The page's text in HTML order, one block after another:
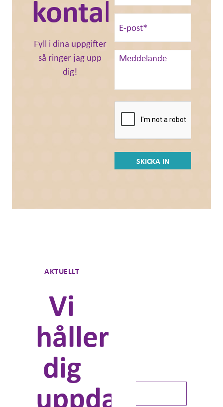
kontaktad?
Fyll i dina uppgifter
så ringer jag upp
dig!
AKTUELLT
Vi
håller
dig
uppdaterad
analyser, rapporter och
mycket mer. Kommer ut ca 4